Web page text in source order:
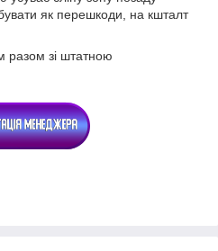
як перешкоди, на кшталт
разом зі штатною